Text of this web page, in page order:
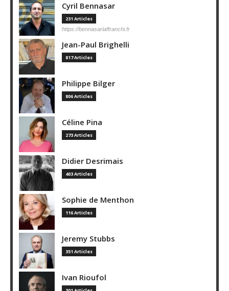
Cyril Bennasar
231 Articles
https://bennasarlaffranchi.fr
Jean-Paul Brighelli
817 Articles
Philippe Bilger
806 Articles
Céline Pina
273 Articles
Didier Desrimais
403 Articles
Sophie de Menthon
116 Articles
Jeremy Stubbs
351 Articles
Ivan Rioufol